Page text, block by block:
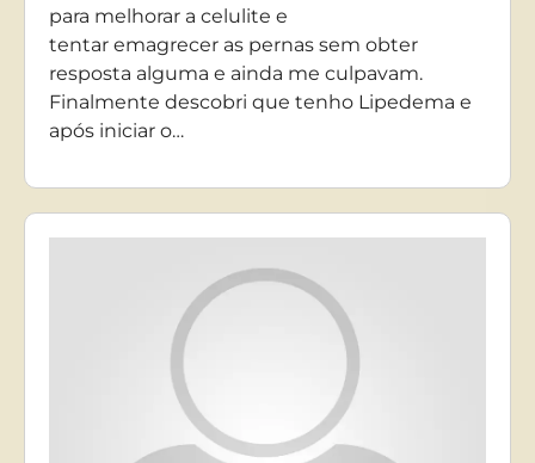
para melhorar a celulite e
tentar emagrecer as pernas sem obter
resposta alguma e ainda me culpavam.
Finalmente descobri que tenho Lipedema e
após iniciar o…